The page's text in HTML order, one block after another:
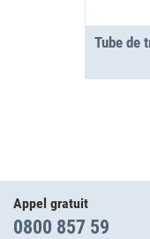
Appel gratuit
0800 857 59